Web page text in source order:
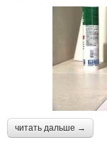
читать дальше →